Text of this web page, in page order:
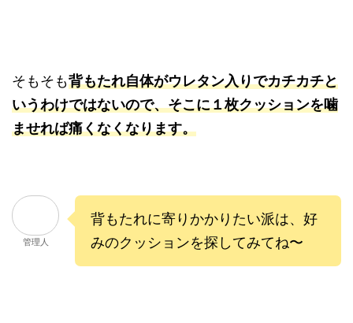
そもそも背もたれ自体がウレタン入りでカチカチと
いうわけではないので、そこに１枚クッションを噛
ませれば痛くなくなります。
管理人
背もたれに寄りかかりたい派は、好
みのクッションを探してみてね〜